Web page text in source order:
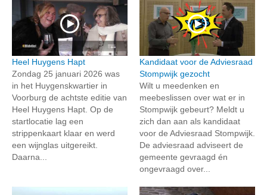
Heel Huygens Hapt
Zondag 25 januari 2026 was
in het Huygenskwartier in
Voorburg de achtste editie van
Heel Huygens Hapt. Op de
startlocatie lag een
strippenkaart klaar en werd
een wijnglas uitgereikt.
Daarna...
Kandidaat voor de Adviesraad
Stompwijk gezocht
Wilt u meedenken en
meebeslissen over wat er in
Stompwijk gebeurt? Meldt u
zich dan aan als kandidaat
voor de Adviesraad Stompwijk.
De adviesraad adviseert de
gemeente gevraagd én
ongevraagd over...